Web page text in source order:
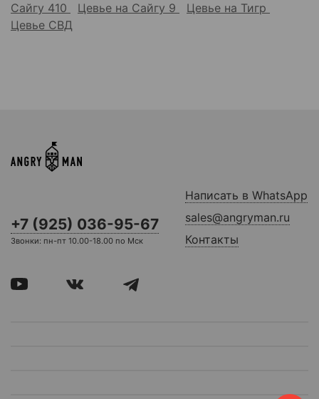
Сайгу 410
Цевье на Сайгу 9
Цевье на Тигр
Цевье СВД
+7 (925) 036-95-67
Звонки: пн-пт 10.00-18.00 по Мск
Написать в WhatsApp
sales@angryman.ru
Контакты